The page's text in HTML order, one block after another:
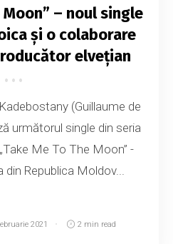
Moon” – noul single
și o colaborare
elvețian
(Guillaume de
următorul single din seria
Me To The Moon” -
Republica Moldov...
2021 2 min read